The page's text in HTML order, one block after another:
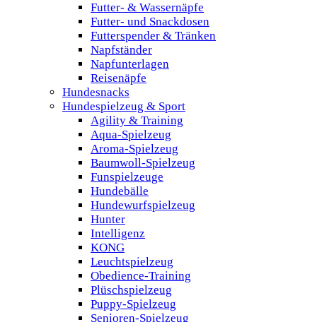
Futter- & Wassernäpfe
Futter- und Snackdosen
Futterspender & Tränken
Napfständer
Napfunterlagen
Reisenäpfe
Hundesnacks
Hundespielzeug & Sport
Agility & Training
Aqua-Spielzeug
Aroma-Spielzeug
Baumwoll-Spielzeug
Funspielzeuge
Hundebälle
Hundewurfspielzeug
Hunter
Intelligenz
KONG
Leuchtspielzeug
Obedience-Training
Plüschspielzeug
Puppy-Spielzeug
Senioren-Spielzeug